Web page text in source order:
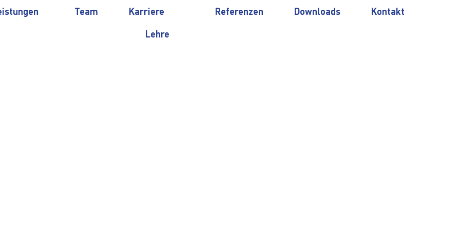
Team
Karriere
Lehre
Referenzen Downloads Kontakt